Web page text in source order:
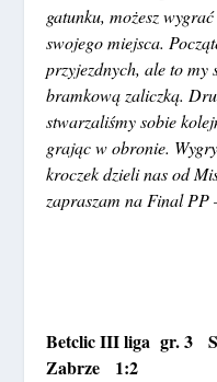
gatunku, możesz
swojego miejsca.
przyjezdnych, ale to my
bramkową zaliczką.
stwarzaliśmy sobie
grając w obronie.
kroczek dzieli nas od
zapraszam na Final PP
Betclic III liga gr. 3
Zabrze 1:2